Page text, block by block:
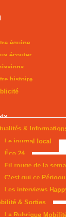
équipe
écouter
histoire
&
Le journal local
Éco 24
Fil rouge de la
C’est qui ce
Les interviews
& Sorties
La Rubrique
tentative
les cités
Les
les méga-